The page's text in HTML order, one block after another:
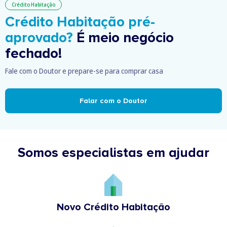
Crédito Habitação
Crédito Habitação pré-
aprovado? É meio negócio
fechado!
Fale com o Doutor e prepare-se para comprar casa
Falar com o Doutor
Somos especialistas em ajudar
Novo Crédito Habitação